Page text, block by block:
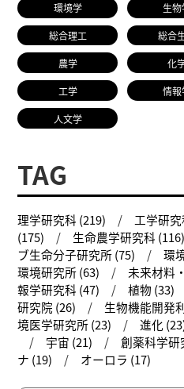
環境学 生物
総合理工 総合
農学 化
工学 情報
人文学
TAG
理学研究科 (219) 工学研
(175)
生命農学研究科 (116)
ブ生命分子研究所 (75)
環
環境研究所 (63)
未来材料
報学研究科 (47)
植物 (33)
研究院 (26)
生物機能開発
境医学研究所 (23)
進化
宇宙 (21)
創薬科学研
ナ (19)
オーロラ (17)